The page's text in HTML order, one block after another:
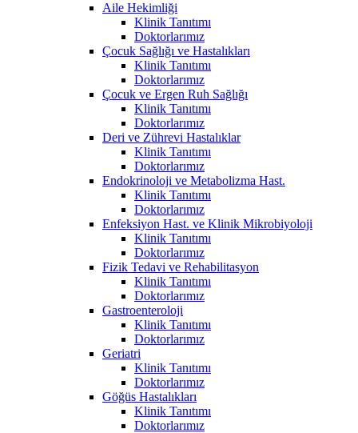
Aile Hekimliği
Klinik Tanıtımı
Doktorlarımız
Çocuk Sağlığı ve Hastalıkları
Klinik Tanıtımı
Doktorlarımız
Çocuk ve Ergen Ruh Sağlığı
Klinik Tanıtımı
Doktorlarımız
Deri ve Zührevi Hastalıklar
Klinik Tanıtımı
Doktorlarımız
Endokrinoloji ve Metabolizma Hast.
Klinik Tanıtımı
Doktorlarımız
Enfeksiyon Hast. ve Klinik Mikrobiyoloji
Klinik Tanıtımı
Doktorlarımız
Fizik Tedavi ve Rehabilitasyon
Klinik Tanıtımı
Doktorlarımız
Gastroenteroloji
Klinik Tanıtımı
Doktorlarımız
Geriatri
Klinik Tanıtımı
Doktorlarımız
Göğüs Hastalıkları
Klinik Tanıtımı
Doktorlarımız